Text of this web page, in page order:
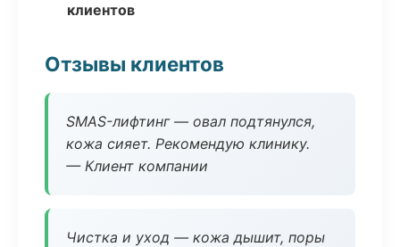
клиентов
Отзывы клиентов
SMAS-лифтинг — овал подтянулся,
кожа сияет. Рекомендую клинику.
— Клиент компании
Чистка и уход — кожа дышит, поры